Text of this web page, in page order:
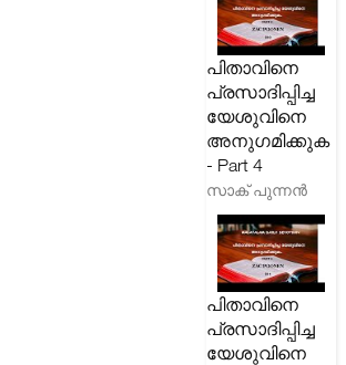
പിതാവിനെ
പ്രസാദിപ്പിച്ച
യേശുവിനെ
അനുഗമിക്കുക
- Part 4
സാക് പുന്നൻ
പിതാവിനെ
പ്രസാദിപ്പിച്ച
യേശുവിനെ